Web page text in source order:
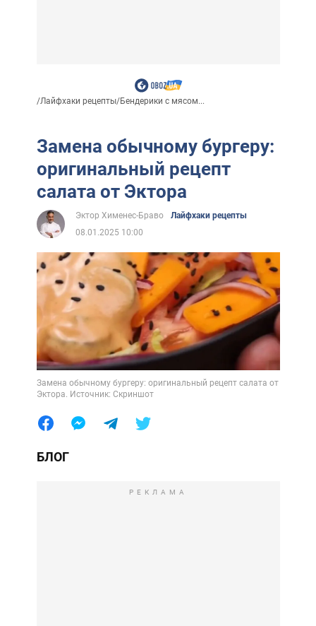
/Лайфхаки рецепты/Бендерики с мясом...
Замена обычному бургеру:
оригинальный рецепт
салата от Эктора
Эктор Хименес-Браво
Лайфхаки рецепты
08.01.2025 10:00
Замена обычному бургеру: оригинальный рецепт салата от
Эктора. Источник: Скриншот
БЛОГ
РЕКЛАМА